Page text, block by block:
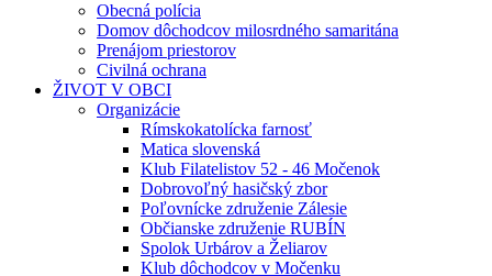
Obecná polícia
Domov dôchodcov milosrdného samaritána
Prenájom priestorov
Civilná ochrana
ŽIVOT V OBCI
Organizácie
Rímskokatolícka farnosť
Matica slovenská
Klub Filatelistov 52 - 46 Močenok
Dobrovoľný hasičský zbor
Poľovnícke združenie Zálesie
Občianske združenie RUBÍN
Spolok Urbárov a Želiarov
Klub dôchodcov v Močenku